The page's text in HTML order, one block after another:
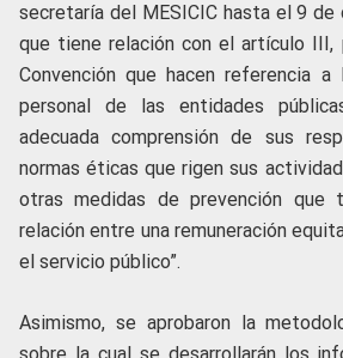
secretaría del MESICIC hasta el 9
que tiene relación con el artículo
Convención que hacen referencia a
personal de las entidades
adecuada comprensión de sus
normas éticas que rigen sus
otras medidas de prevención que
relación entre una remuneración
el servicio público”.
Asimismo, se aprobaron la